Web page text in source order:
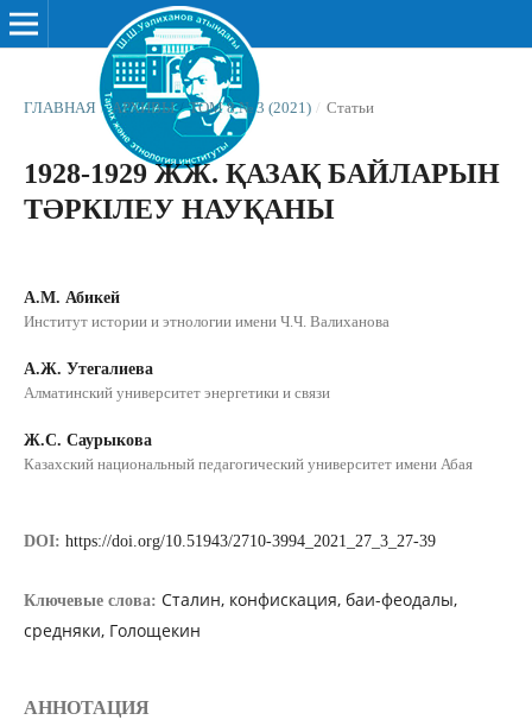
ГЛАВНАЯ / АРХИВЫ / ТОМ 8 № 3 (2021) / Статьи
1928-1929 ЖЖ. ҚАЗАҚ БАЙЛАРЫН
ТӘРКІЛЕУ НАУҚАНЫ
А.М. Абикей
Институт истории и этнологии имени Ч.Ч. Валиханова
А.Ж. Утегалиева
Алматинский университет энергетики и связи
Ж.С. Саурыкова
Казахский национальный педагогический университет имени Абая
DOI: https://doi.org/10.51943/2710-3994_2021_27_3_27-39
Ключевые слова: Сталин, конфискация, баи-феодалы,
средняки, Голощекин
АННОТАЦИЯ